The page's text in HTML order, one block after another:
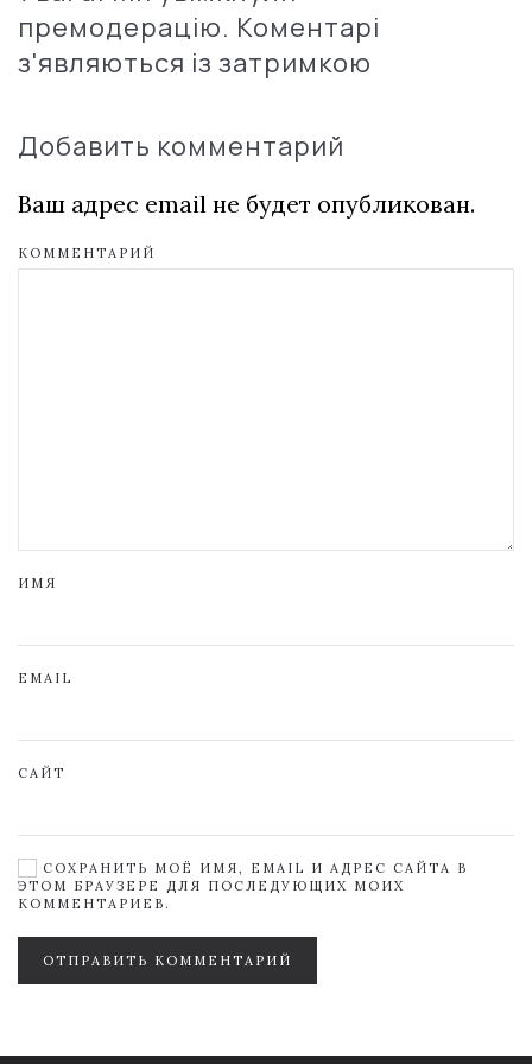
премодерацію. Коментарі
з'являються із затримкою
Добавить комментарий
Ваш адрес email не будет опубликован.
КОММЕНТАРИЙ
ИМЯ
EMAIL
САЙТ
СОХРАНИТЬ МОЁ ИМЯ, EMAIL И АДРЕС САЙТА В
ЭТОМ БРАУЗЕРЕ ДЛЯ ПОСЛЕДУЮЩИХ МОИХ
КОММЕНТАРИЕВ.
ОТПРАВИТЬ КОММЕНТАРИЙ